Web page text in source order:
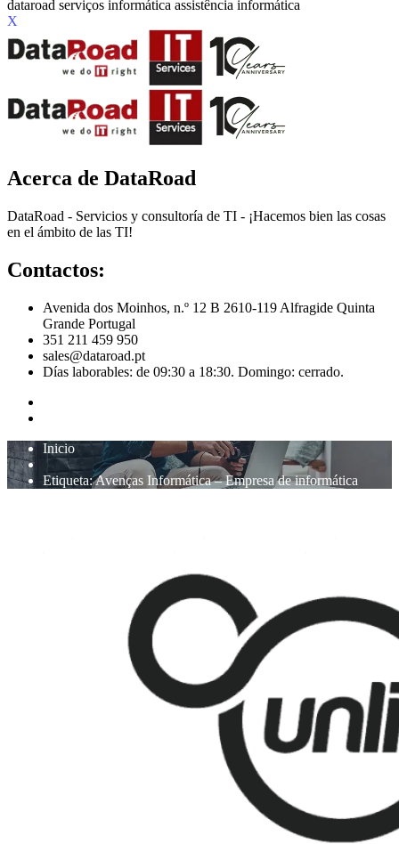
X
Acerca de DataRoad
DataRoad - Servicios y consultoría de TI - ¡Hacemos bien las cosas
en el ámbito de las TI!
Contactos:
Avenida dos Moinhos, n.º 12 B 2610-119 Alfragide Quinta
Grande Portugal
351 211 459 950
sales@dataroad.pt
Días laborables: de 09:30 a 18:30. Domingo: cerrado.
Inicio
Etiqueta:Avenças Informática – Empresa de informática